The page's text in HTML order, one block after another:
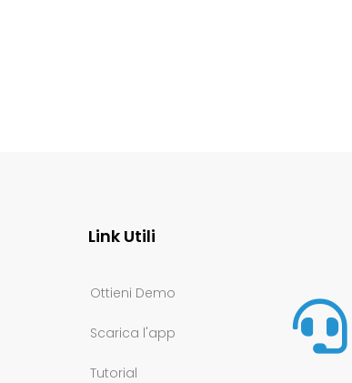
Link Utili
Ottieni Demo
Scarica l'app
Tutorial